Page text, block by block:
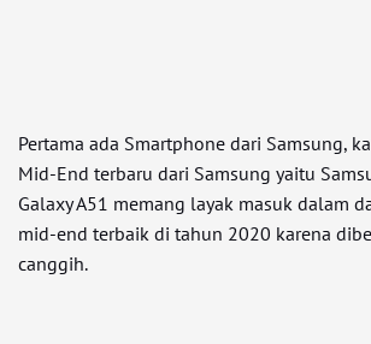
Pertama ada Smartphone dari Samsung,
Mid-End terbaru dari Samsung yaitu
Galaxy A51 memang layak masuk dalam
mid-end terbaik di tahun 2020 karena
canggih.